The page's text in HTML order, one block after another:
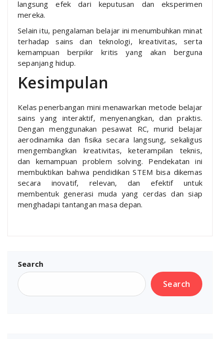
langsung efek dari keputusan dan eksperimen
mereka.
Selain itu, pengalaman belajar ini menumbuhkan minat
terhadap sains dan teknologi, kreativitas, serta
kemampuan berpikir kritis yang akan berguna
sepanjang hidup.
Kesimpulan
Kelas penerbangan mini menawarkan metode belajar
sains yang interaktif, menyenangkan, dan praktis.
Dengan menggunakan pesawat RC, murid belajar
aerodinamika dan fisika secara langsung, sekaligus
mengembangkan kreativitas, keterampilan teknis,
dan kemampuan problem solving. Pendekatan ini
membuktikan bahwa pendidikan STEM bisa dikemas
secara inovatif, relevan, dan efektif untuk
membentuk generasi muda yang cerdas dan siap
menghadapi tantangan masa depan.
Search
Search